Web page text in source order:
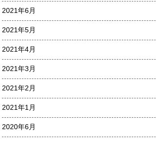
2021年6月
2021年5月
2021年4月
2021年3月
2021年2月
2021年1月
2020年6月